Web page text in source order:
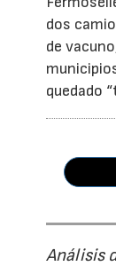
dos
de
quedado
Análisis